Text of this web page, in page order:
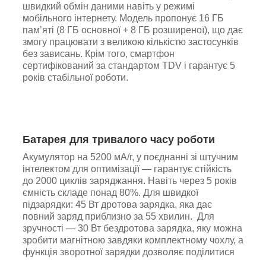
швидкий обмін даними навіть у режимі
мобільного інтернету. Модель пропонує 16 ГБ
пам’яті (8 ГБ основної + 8 ГБ розширеної), що дає
змогу працювати з великою кількістю застосунків
без зависань. Крім того, смартфон
сертифікований за стандартом TDV і гарантує 5
років стабільної роботи.
Батарея для тривалого часу роботи
Акумулятор на 5200 мА/г, у поєднанні зі штучним
інтелектом для оптимізації — гарантує стійкість
до 2000 циклів заряджання. Навіть через 5 років
ємність складе понад 80%. Для швидкої
підзарядки: 45 Вт дротова зарядка, яка дає
повний заряд приблизно за 55 хвилин. Для
зручності — 30 Вт бездротова зарядка, яку можна
зробити магнітною завдяки комплектному чохлу, а
функція зворотної зарядки дозволяє поділитися